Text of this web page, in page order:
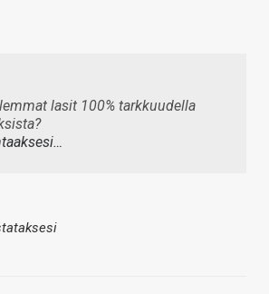
lasit 100% tarkkuudella